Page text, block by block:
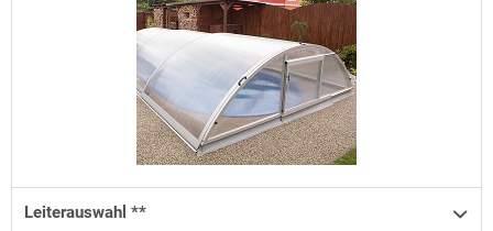
Leiterauswahl **